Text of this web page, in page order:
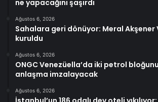
ne yapacağını şaşırdı
Ağustos 6, 2026
Sahalara geri dönüyor: Meral Akşener
kuruldu
Ağustos 6, 2026
ONGC Venezüella’da iki petrol
anlaşma imzalayacak
Ağustos 6, 2026